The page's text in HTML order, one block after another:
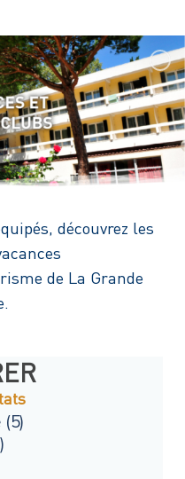
découvrez les
de La Grande
(5)